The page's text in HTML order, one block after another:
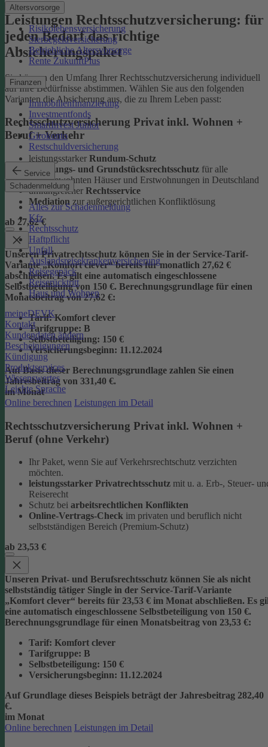
Altersvorsorge
Risikolebensversicherung
Sterbegeldversicherung
Betriebliche Altersvorsorge
Rente ZukunftPlus
Finanzen
Immobilienfinanzierung
Investmentfonds
SmartInvest Junior
Girokonto
Restschuldversicherung
Service
Schadenmeldung
Alles zur Schadenmeldung
Kfz
Rechtsschutz
Haftpflicht
Unfall
Auslandsreisekrankenversicherung
Reisegepäck
Reiserücktritt
Haus und Wohnen
meineDEVK
Kontakt
Kundendaten ändern
Bescheinigungen
Kündigung
Produktservices
Wissenswertes
Leichte Sprache
Leistungen Rechtsschutzversicherung: für
jeden Bedarf das richtige
Absicherungspaket
Sie können den Umfang Ihrer Rechtsschutzversicherung individuell
auf Ihre Bedürfnisse abstimmen. Wählen Sie aus den folgenden
Varianten die Absicherung aus, die zu Ihrem Leben passt:
Rechtsschutzversicherung Privat inkl. Wohnen +
Beruf + Verkehr
leistungsstarker Rundum-Schutz
Wohnungs- und Grundstücksrechtsschutz für alle
selbstbewohnten Häuser und Erstwohnungen in Deutschland
umfangreicher Rechtsservice
Mediation zur außergerichtlichen Konfliktlösung
ab 27,62 €
Unseren Privatrechtsschutz können Sie in der Service-Tarif-
Variante „Komfort clever“ bereits für monatlich 27,62 €
abschließen. Es gilt eine automatisch eingeschlossene
Selbstbeteiligung von 150 €. Berechnungsgrundlage für einen
Monatsbeitrag von 27,62 €:
Tarif: Komfort clever
Tarifgruppe: B
Selbstbeteiligung: 150 €
Versicherungsbeginn: 11.12.2024
Auf Basis dieser Berechnungsgrundlage zahlen Sie einen
Jahresbeitrag von 331,40 €.
im Monat
Online berechnen Leistungen im Detail
Rechtsschutzversicherung Privat inkl. Wohnen +
Beruf (ohne Verkehr)
Ihr Paket, wenn Sie auf Verkehrsrechtschutz verzichten
möchten.
leistungsstarker Privatrechtsschutz mit u. a. Erb-, Steuer-
Reiserecht
Schutz bei arbeitsrechtlichen Konflikten
Online-Vertrags-Check im privaten und beruflich nicht
selbstständigen Bereich (Premium-Schutz)
ab 23,53 €
Unseren Privat- und Berufsrechtsschutz können Sie als nicht
selbstständig tätiger Single in der Service-Tarif-Variante
„Komfort clever“ bereits für 23,53 € im Monat abschließen. Es
eine automatisch eingeschlossene Selbstbeteiligung von 150 €.
Berechnungsgrundlage für einen Monatsbeitrag von 23,53 €:
Tarif: Komfort clever
Tarifgruppe: B
Selbstbeteiligung: 150 €
Versicherungsbeginn: 11.12.2024
Auf Grundlage dieses Beispiels beträgt der Jahresbeitrag 282,40
€.
im Monat
Online berechnen Leistungen im Detail